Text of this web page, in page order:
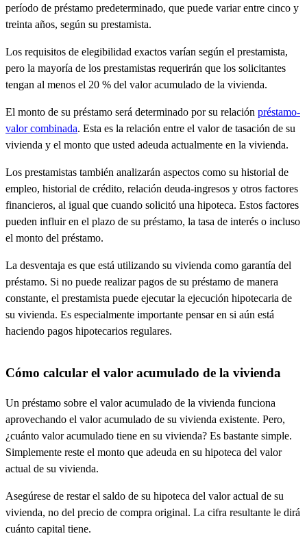
período de préstamo predeterminado, que puede variar entre cinco y
treinta años, según su prestamista.
Los requisitos de elegibilidad exactos varían según el prestamista,
pero la mayoría de los prestamistas requerirán que los solicitantes
tengan al menos el 20 % del valor acumulado de la vivienda.
El monto de su préstamo será determinado por su relación préstamo-
valor combinada. Esta es la relación entre el valor de tasación de su
vivienda y el monto que usted adeuda actualmente en la vivienda.
Los prestamistas también analizarán aspectos como su historial de
empleo, historial de crédito, relación deuda-ingresos y otros factores
financieros, al igual que cuando solicitó una hipoteca. Estos factores
pueden influir en el plazo de su préstamo, la tasa de interés o incluso
el monto del préstamo.
La desventaja es que está utilizando su vivienda como garantía del
préstamo. Si no puede realizar pagos de su préstamo de manera
constante, el prestamista puede ejecutar la ejecución hipotecaria de
su vivienda. Es especialmente importante pensar en si aún está
haciendo pagos hipotecarios regulares.
Cómo calcular el valor acumulado de la vivienda
Un préstamo sobre el valor acumulado de la vivienda funciona
aprovechando el valor acumulado de su vivienda existente. Pero,
¿cuánto valor acumulado tiene en su vivienda? Es bastante simple.
Simplemente reste el monto que adeuda en su hipoteca del valor
actual de su vivienda.
Asegúrese de restar el saldo de su hipoteca del valor actual de su
vivienda, no del precio de compra original. La cifra resultante le dirá
cuánto capital tiene.